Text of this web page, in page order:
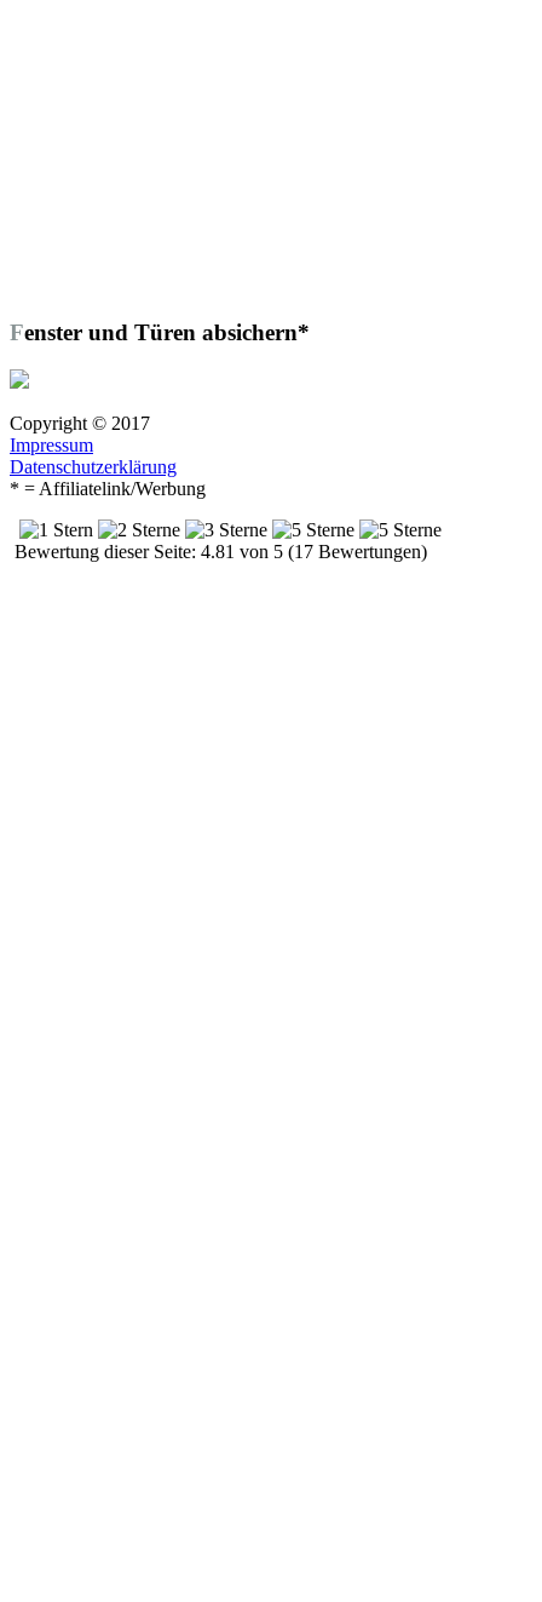
Fenster und Türen absichern*
Copyright © 2017
Impressum
Datenschutzerklärung
* = Affiliatelink/Werbung
Bewertung dieser Seite: 4.81 von 5 (17 Bewertungen)